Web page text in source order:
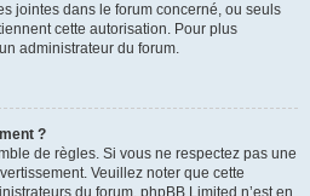
jointes dans le forum concerné, ou seuls
cette autorisation. Pour plus
administrateur du forum.
?
de règles. Si vous ne respectez pas une
Veuillez noter que cette
du forum, phpBB Limited n’est en